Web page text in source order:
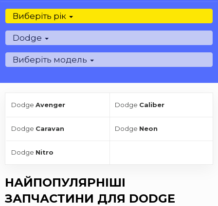
Виберіть рік
Dodge
Виберіть модель
Dodge Avenger Dodge Caliber
Dodge Caravan Dodge Neon
Dodge Nitro
НАЙПОПУЛЯРНІШІ
ЗАПЧАСТИНИ ДЛЯ DODGE